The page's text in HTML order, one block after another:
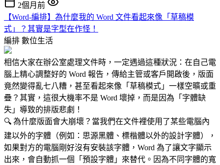
2個月前
【Word-編排】為什麼我的 Word 文件看起來像「草稿模
式」？其實是字型在作怪！
編排 數位生活
相信大家在辦公室處理文件時，一定遇過這種狀況：在自己電
腦上精心調整好的 Word 報告，傳給主管或客戶開啟後，版面
竟然變得亂七八糟，甚至看起來像「草稿模式」一樣空曠或重
疊？其實，這很大機率不是 Word 壞掉，而是因為「字體缺
失」導致的排版悲劇！
🔍 為什麼版面會大崩壞？當我們在文件裡使用了某些電腦內
建以外的字體（例如：思源黑體、標楷體以外的設計字體），
如果對方的電腦剛好沒有安裝該字體，Word 為了讓文字顯示
出來，會自動抓一個「預設字體」來替代。因為不同字體的寬